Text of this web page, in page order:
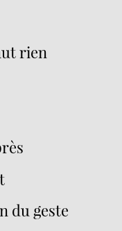
rien
du geste